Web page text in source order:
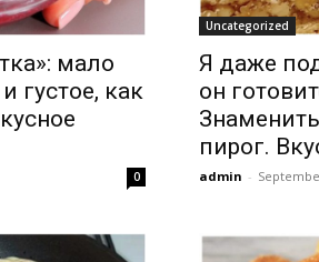
мало
густое, как
0
Uncategorized
Я даже
он
пирог.
admin -